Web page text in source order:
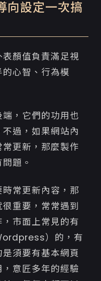
向設定一次搞
顏值負責滿足視
心智、行為模
，它們的功用也
過，如果網站內
更新，那麼製作
題。
常更新內容，那
重要，常常遇到
市面上常見的有
）的，有
須要有基本網頁
意匠多年的經驗